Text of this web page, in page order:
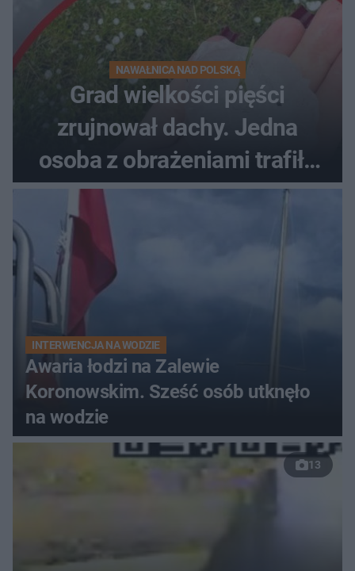
NAWAŁNICA NAD POLSKĄ
Grad wielkości pięści
zrujnował dachy. Jedna
osoba z obrażeniami trafiła
do szpitala
INTERWENCJA NA WODZIE
Awaria łodzi na Zalewie
Koronowskim. Sześć osób utknęło
na wodzie
13